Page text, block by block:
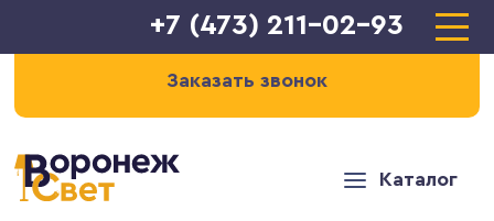
+7 (473) 211-02-93
Заказать звонок
Каталог